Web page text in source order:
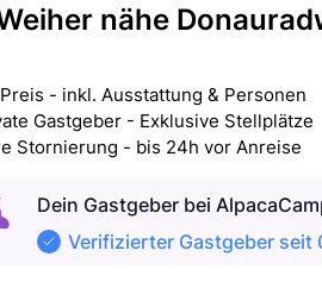
nähe
- inkl. Ausstattung & Personen
Gastgeber - Exklusive Stellplätze
Stornierung - bis 24h vor Anreise
Dein Gastgeber bei
Verifizierter Gastgeber seit